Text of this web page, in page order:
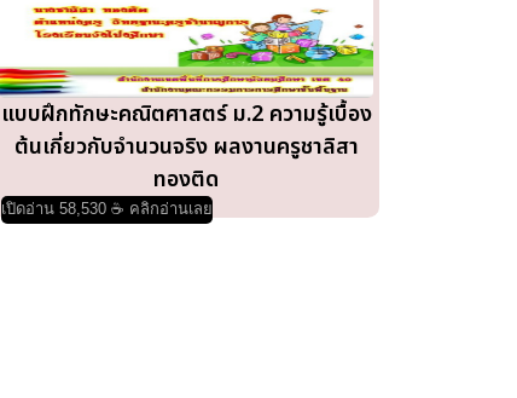
แบบฝึกทักษะคณิตศาสตร์ ม.2 ความรู้เบื้อง
ต้นเกี่ยวกับจำนวนจริง ผลงานครูชาลิสา
ทองติด
เปิดอ่าน 58,530 ☕ คลิกอ่านเลย